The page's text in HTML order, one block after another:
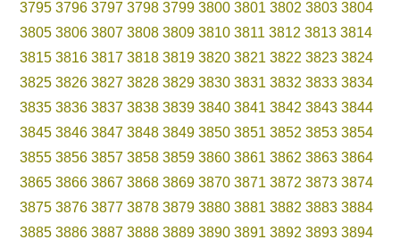
3795 3796 3797 3798 3799 3800 3801 3802 3803 3804
3805 3806 3807 3808 3809 3810 3811 3812 3813 3814
3815 3816 3817 3818 3819 3820 3821 3822 3823 3824
3825 3826 3827 3828 3829 3830 3831 3832 3833 3834
3835 3836 3837 3838 3839 3840 3841 3842 3843 3844
3845 3846 3847 3848 3849 3850 3851 3852 3853 3854
3855 3856 3857 3858 3859 3860 3861 3862 3863 3864
3865 3866 3867 3868 3869 3870 3871 3872 3873 3874
3875 3876 3877 3878 3879 3880 3881 3882 3883 3884
3885 3886 3887 3888 3889 3890 3891 3892 3893 3894